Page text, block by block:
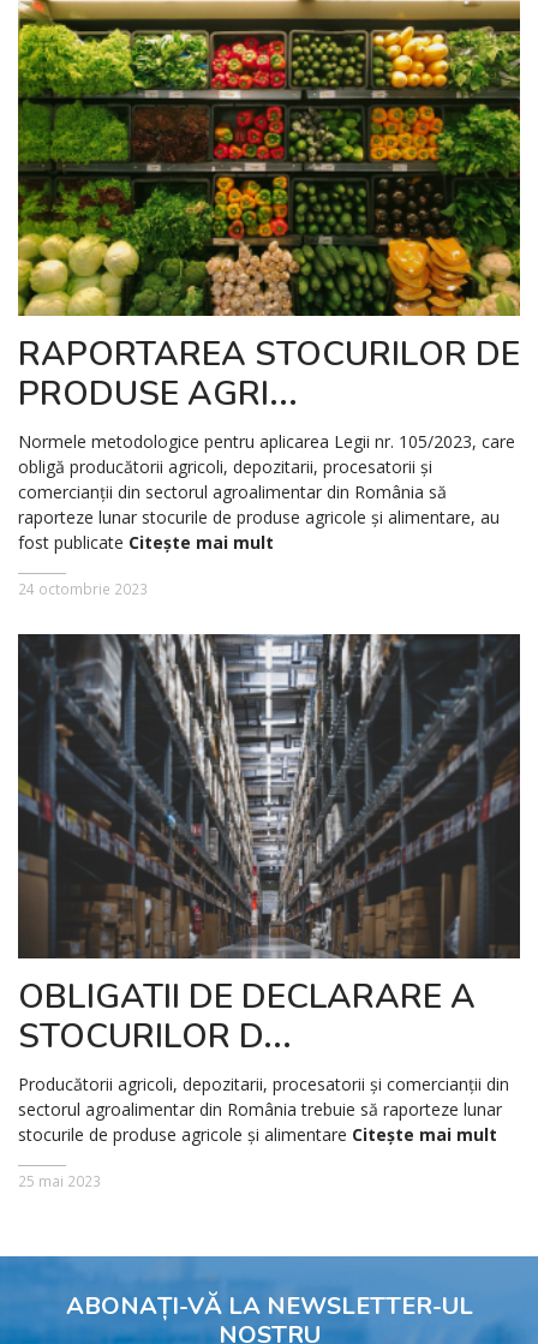
Evenimente
Media
Noutati legislative
RAPORTAREA STOCURILOR DE
PRODUSE AGRI...
Normele metodologice pentru aplicarea Legii nr. 105/2023, care
obligă producătorii agricoli, depozitarii, procesatorii și
comercianții din sectorul agroalimentar din România să
raporteze lunar stocurile de produse agricole și alimentare, au
fost publicate Citește mai mult
24 octombrie 2023
OBLIGATII DE DECLARARE A
STOCURILOR D...
Producătorii agricoli, depozitarii, procesatorii și comercianții din
sectorul agroalimentar din România trebuie să raporteze lunar
stocurile de produse agricole și alimentare Citește mai mult
25 mai 2023
ABONAȚI-VĂ LA NEWSLETTER-UL
NOSTRU